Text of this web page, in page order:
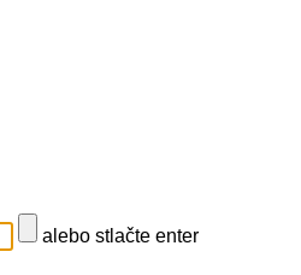
alebo stlačte enter